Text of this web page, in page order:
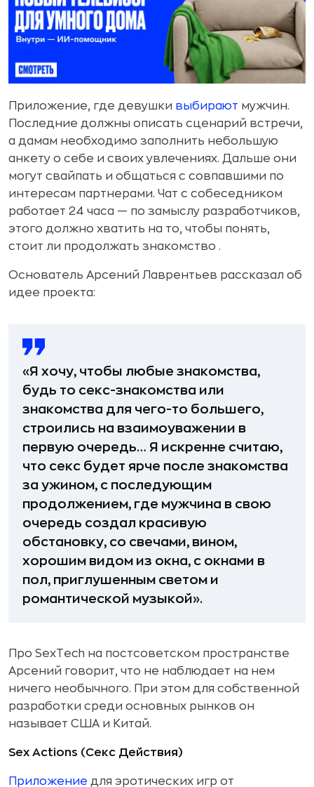
Приложение, где девушки выбирают мужчин.
Последние должны описать сценарий встречи,
а дамам необходимо заполнить небольшую
анкету о себе и своих увлечениях. Дальше они
могут свайпать и общаться с совпавшими по
интересам партнерами. Чат с собеседником
работает 24 часа — по замыслу разработчиков,
этого должно хватить на то, чтобы понять,
стоит ли продолжать знакомство .
Основатель Арсений Лаврентьев рассказал об
идее проекта:
«Я хочу, чтобы любые знакомства,
будь то секс-знакомства или
знакомства для чего-то большего,
строились на взаимоуважении в
первую очередь… Я искренне считаю,
что секс будет ярче после знакомства
за ужином, с последующим
продолжением, где мужчина в свою
очередь создал красивую
обстановку, со свечами, вином,
хорошим видом из окна, с окнами в
пол, приглушенным светом и
романтической музыкой».
Про SexTech на постсоветском пространстве
Арсений говорит, что не наблюдает на нем
ничего необычного. При этом для собственной
разработки среди основных рынков он
называет США и Китай.
Sex Actions (Секс Действия)
Приложение для эротических игр от